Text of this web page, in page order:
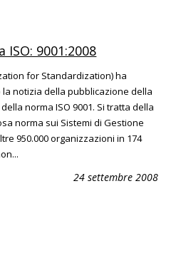
9001:2008
for Standardization) ha
notizia della pubblicazione della
norma ISO 9001. Si tratta della
norma sui Sistemi di Gestione
950.000 organizzazioni in 174
24 settembre 2008